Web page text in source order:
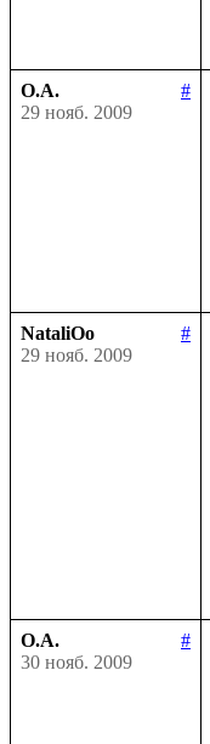
О.А.
#
29 нояб. 2009
NataliOo
#
29 нояб. 2009
О.А.
#
30 нояб. 2009